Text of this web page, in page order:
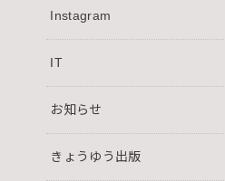
Instagram
IT
お知らせ
きょうゆう出版